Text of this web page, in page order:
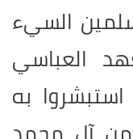
السيء
العباسي
به